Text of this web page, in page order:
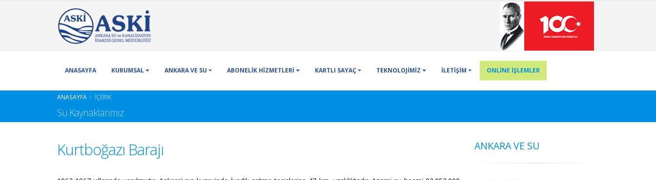
ANASAYFA KURUMSAL ANKARA VE SU ABONELİK HİZMETLERİ KARTLI SAYAÇ TEKNOLOJİMİZ İLETİŞİM ONLİNE İŞLEMLER
ANASAYFA İÇERIK
Su Kaynaklarımız
Kurtboğazı Barajı ANKARA VE SU